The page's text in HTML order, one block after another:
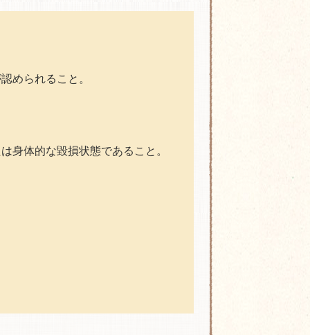
られること。
体的な毀損状態であること。